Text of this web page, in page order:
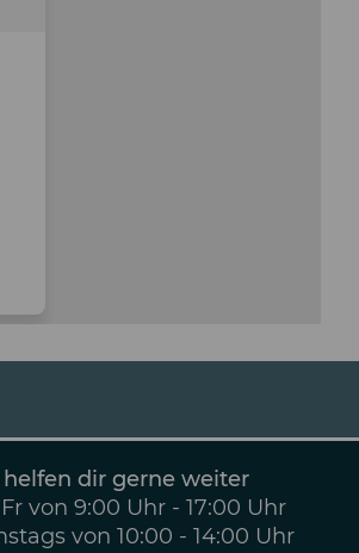
dir gerne weiter
von 9:00 Uhr - 17:00 Uhr
von 10:00 - 14:00 Uhr